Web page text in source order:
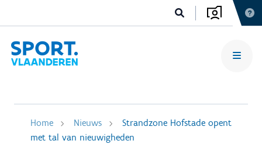
Home Nieuws
Strandzone Hofstade opent
met tal van nieuwigheden